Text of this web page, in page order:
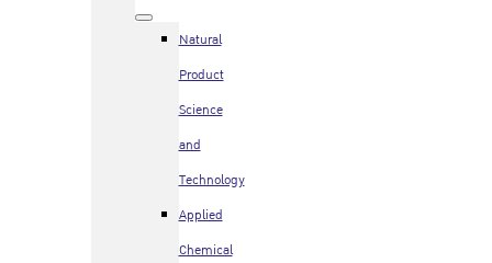
Natural
Product
Science
and
Technology
Applied
Chemical